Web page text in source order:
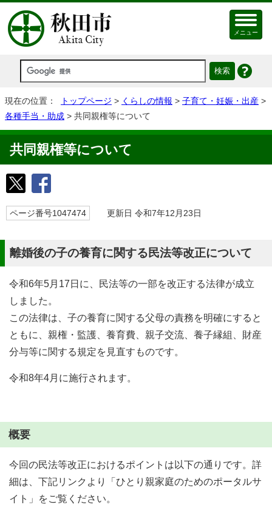
メニュー
現在の位置： トップページ > くらしの情報 > 子育て・妊娠・出産 >
各種手当・助成 > 共同親権等について
共同親権等について
ページ番号1047474 更新日 令和7年12月23日
離婚後の子の養育に関する民法等改正について
令和6年5月17日に、民法等の一部を改正する法律が成立
しました。
この法律は、子の養育に関する父母の責務を明確にすると
ともに、親権・監護、養育費、親子交流、養子縁組、財産
分与等に関する規定を見直すものです。
令和8年4月に施行されます。
概要
今回の民法等改正におけるポイントは以下の通りです。詳
細は、下記リンクより「ひとり親家庭のためのポータルサ
イト」をご覧ください。